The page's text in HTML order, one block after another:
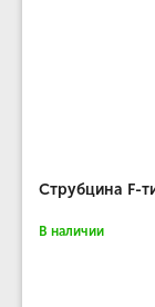
Струбцина F-
В наличии